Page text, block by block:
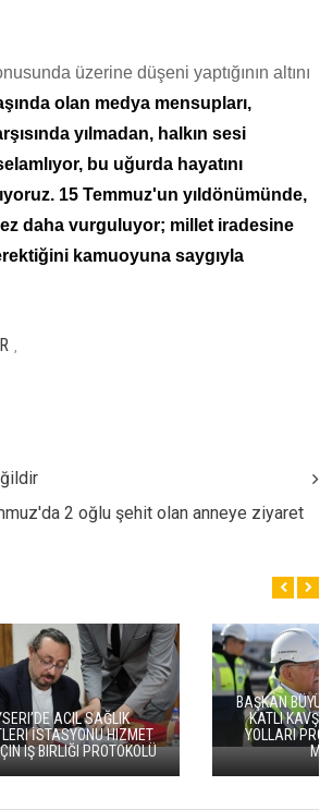
üzerine düşeni yaptığının altını
olan medya mensupları,
yılmadan, halkın sesi
bu uğurda hayatını
15 Temmuz'un yıldönümünde,
daha vurguluyor; millet iradesine
kamuoyuna saygıyla
2 oğlu şehit olan anneye ziyaret
BAŞKAN BÜYÜKKILIÇ’TAN KARTAL
KATLI KAVŞAĞI VE BAĞLANTI
YOLLARI PROJESİ’NDE PAZAR
MESAİSİ